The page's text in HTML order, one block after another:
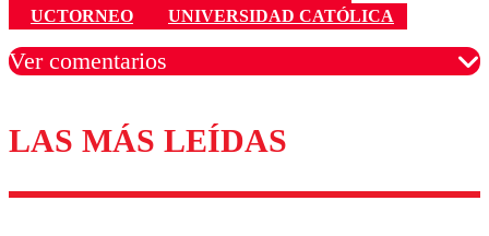
UCTORNEO
UNIVERSIDAD CATÓLICA
Ver comentarios
Los comentarios son moderados para garantizar un
diálogo respetuoso.
LAS MÁS LEÍDAS